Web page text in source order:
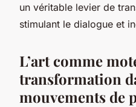
un véritable levier de
stimulant le dialogue et
L’art comme
transformation
mouvements de